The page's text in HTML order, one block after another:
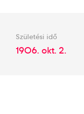
Születési idő
1906. okt. 2.